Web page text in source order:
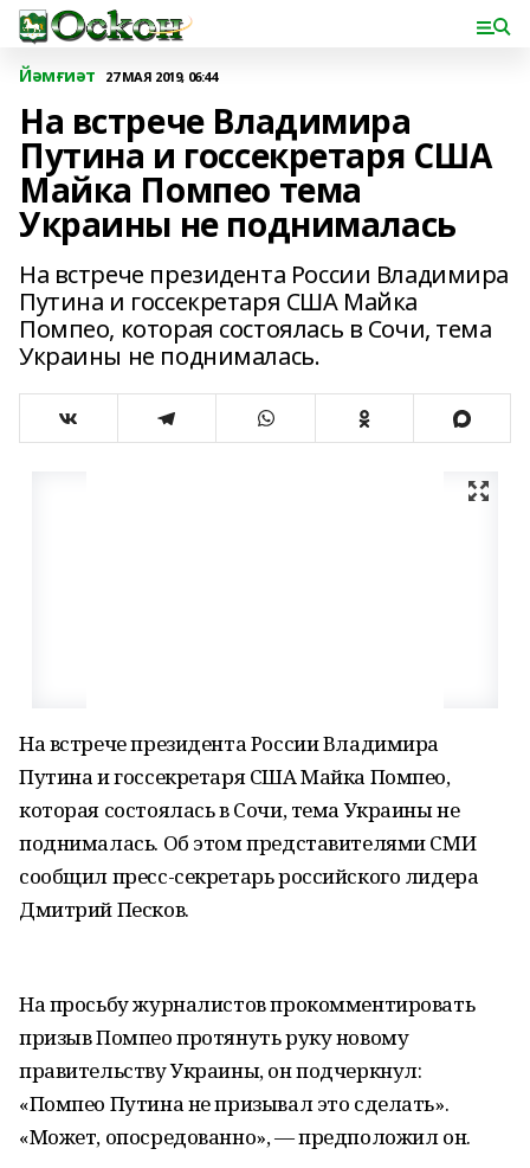
Йәмғиәт 27 МАЯ 2019, 06:44
На встрече Владимира
Путина и госсекретаря США
Майка Помпео тема
Украины не поднималась
На встрече президента России Владимира
Путина и госсекретаря США Майка
Помпео, которая состоялась в Сочи, тема
Украины не поднималась.
На встрече президента России Владимира
Путина и госсекретаря США Майка Помпео,
которая состоялась в Сочи, тема Украины не
поднималась. Об этом представителями СМИ
сообщил пресс-секретарь российского лидера
Дмитрий Песков.
На просьбу журналистов прокомментировать
призыв Помпео протянуть руку новому
правительству Украины, он подчеркнул:
«Помпео Путина не призывал это сделать».
«Может, опосредованно», — предположил он.